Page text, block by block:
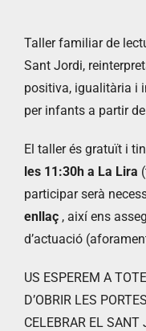
Taller familiar de
Sant Jordi,
positiva, igualitària i
per infants a partir
El taller és gratuït i
les 11:30h a La Lira
participar serà
enllaç , així ens
d’actuació
US ESPEREM A
D’OBRIR LES
CELEBRAR EL SANT